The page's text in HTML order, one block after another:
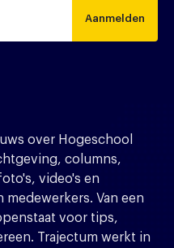
Aanmelden
over Hogeschool
columns,
video's en
Van een
voor tips,
Trajectum werkt in